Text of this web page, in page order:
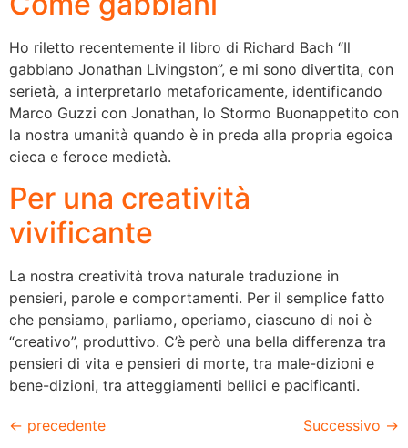
Ho riletto recentemente il libro di Richard Bach “Il
gabbiano Jonathan Livingston”, e mi sono divertita, con
serietà, a interpretarlo metaforicamente, identificando
Marco Guzzi con Jonathan, lo Stormo Buonappetito con
la nostra umanità quando è in preda alla propria egoica
cieca e feroce medietà.
Per una creatività
vivificante
La nostra creatività trova naturale traduzione in
pensieri, parole e comportamenti. Per il semplice fatto
che pensiamo, parliamo, operiamo, ciascuno di noi è
“creativo”, produttivo. C’è però una bella differenza tra
pensieri di vita e pensieri di morte, tra male-dizioni e
bene-dizioni, tra atteggiamenti bellici e pacificanti.
← precedente Successivo →